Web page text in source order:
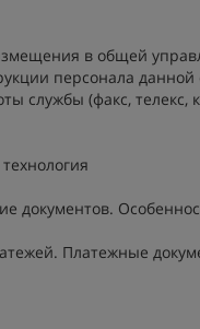
в общей
персонала данной
службы (факс,
документов.
Платежные